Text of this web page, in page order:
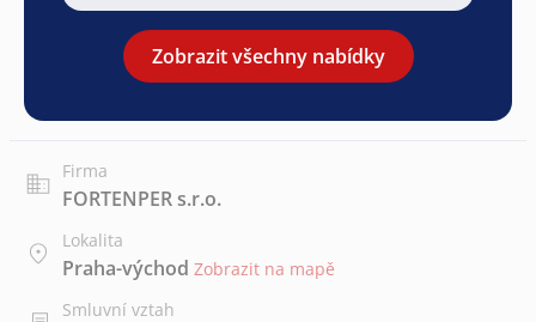
Zobrazit všechny nabídky
Firma
FORTENPER s.r.o.
Lokalita
Praha-východ Zobrazit na mapě
Smluvní vztah